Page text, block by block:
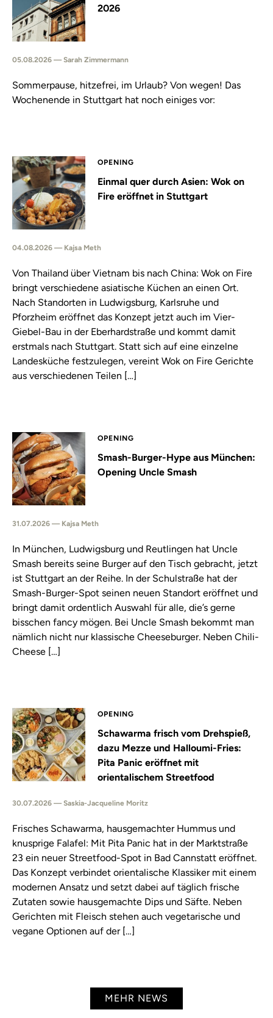
2026
05.08.2026 — Sarah Zimmermann
Sommerpause, hitzefrei, im Urlaub? Von wegen! Das
Wochenende in Stuttgart hat noch einiges vor:
OPENING
Einmal quer durch Asien: Wok on
Fire eröffnet in Stuttgart
04.08.2026 — Kajsa Meth
Von Thailand über Vietnam bis nach China: Wok on Fire
bringt verschiedene asiatische Küchen an einen Ort.
Nach Standorten in Ludwigsburg, Karlsruhe und
Pforzheim eröffnet das Konzept jetzt auch im Vier-
Giebel-Bau in der Eberhardstraße und kommt damit
erstmals nach Stuttgart. Statt sich auf eine einzelne
Landesküche festzulegen, vereint Wok on Fire Gerichte
aus verschiedenen Teilen […]
OPENING
Smash-Burger-Hype aus München:
Opening Uncle Smash
31.07.2026 — Kajsa Meth
In München, Ludwigsburg und Reutlingen hat Uncle
Smash bereits seine Burger auf den Tisch gebracht, jetzt
ist Stuttgart an der Reihe. In der Schulstraße hat der
Smash-Burger-Spot seinen neuen Standort eröffnet und
bringt damit ordentlich Auswahl für alle, die’s gerne
bisschen fancy mögen. Bei Uncle Smash bekommt man
nämlich nicht nur klassische Cheeseburger. Neben Chili-
Cheese […]
OPENING
Schawarma frisch vom Drehspieß,
dazu Mezze und Halloumi-Fries:
Pita Panic eröffnet mit
orientalischem Streetfood
30.07.2026 — Saskia-Jacqueline Moritz
Frisches Schawarma, hausgemachter Hummus und
knusprige Falafel: Mit Pita Panic hat in der Marktstraße
23 ein neuer Streetfood-Spot in Bad Cannstatt eröffnet.
Das Konzept verbindet orientalische Klassiker mit einem
modernen Ansatz und setzt dabei auf täglich frische
Zutaten sowie hausgemachte Dips und Säfte. Neben
Gerichten mit Fleisch stehen auch vegetarische und
vegane Optionen auf der […]
MEHR NEWS